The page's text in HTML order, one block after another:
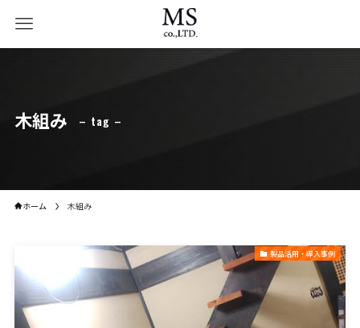
木組み – tag –
ホーム 木組み
製品活用・導入事例